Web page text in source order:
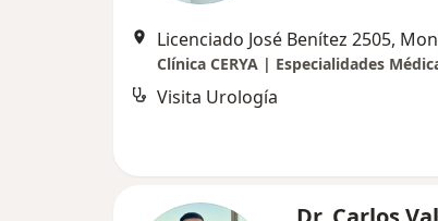
Licenciado José Benítez 2505,
Clínica CERYA | Especialidades
Visita Urología